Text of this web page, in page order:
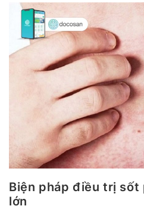
Biện pháp điều trị sốt
lớn